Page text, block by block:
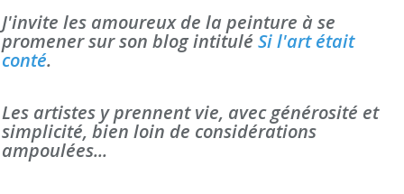
J'invite les amoureux de la peinture à se
promener sur son blog intitulé Si l'art était
conté.
Les artistes y prennent vie, avec générosité et
simplicité, bien loin de considérations
ampoulées...